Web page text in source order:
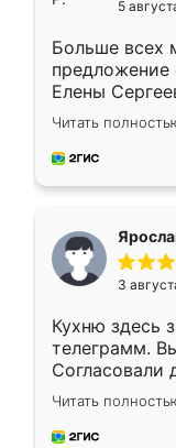
5
Больше всех
предложение
Елены
короткие
для замера
предложил
Читать
3
Кухню здесь
телеграмм.
Согласовали
недели кухня
довольны
мебель за
Читать